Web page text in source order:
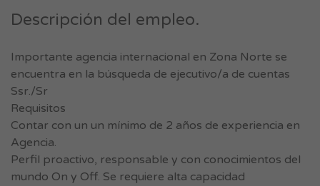
Descripción del empleo.
Importante agencia internacional en Zona Norte se
encuentra en la búsqueda de ejecutivo/a de cuentas
Ssr./Sr
Requisitos
Contar con un un mínimo de 2 años de experiencia en
Agencia.
Perfil proactivo, responsable y con conocimientos del
mundo On y Off. Se requiere alta capacidad